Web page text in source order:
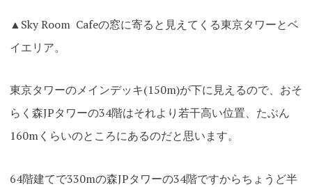
▲Sky Room Cafeの窓に寄ると見えてくる東京タワーとベ
イエリア。
東京タワーのメインデッキ(150m)が下に見えるので、おそ
らく森JPタワーの34階はそれより若干高い位置、たぶん
160mくらいのところにあるのだと思います。
64階建てで330mの森JPタワーの34階ですからちょうど半